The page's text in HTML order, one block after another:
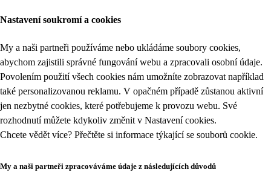
Nastavení soukromí a cookies
My a naši partneři používáme nebo ukládáme soubory cookies,
abychom zajistili správné fungování webu a zpracovali osobní údaje.
Povolením použití všech cookies nám umožníte zobrazovat například
také personalizovanou reklamu. V opačném případě zůstanou aktivní
jen nezbytné cookies, které potřebujeme k provozu webu. Své
rozhodnutí můžete kdykoliv změnit v Nastavení cookies.
Chcete vědět více? Přečtěte si informace týkající se souborů cookie.
My a naši partneři zpracováváme údaje z následujících důvodů